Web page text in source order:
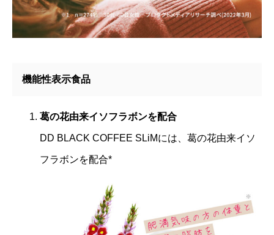
機能性表示食品
葛の花由来イソフラボンを配合
DD BLACK COFFEE SLiMには、葛の花由来イソ
フラボンを配合*